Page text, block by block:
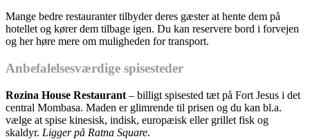
Mange bedre restauranter tilbyder deres gæster at hente dem på
hotellet og kører dem tilbage igen. Du kan reservere bord i forvejen
og her høre mere om muligheden for transport.
Anbefalelsesværdige spisesteder
Rozina House Restaurant – billigt spisested tæt på Fort Jesus i det
central Mombasa. Maden er glimrende til prisen og du kan bl.a.
vælge at spise kinesisk, indisk, europæisk eller grillet fisk og
skaldyr. Ligger på Ratna Square.